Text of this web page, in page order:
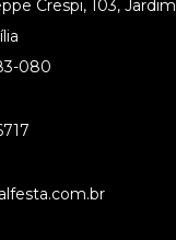
Crespi, 103, Jardim
080